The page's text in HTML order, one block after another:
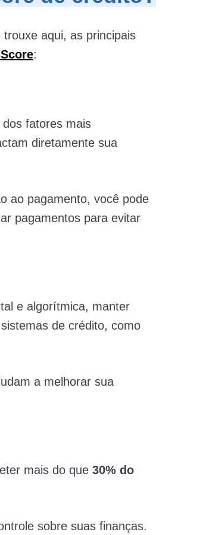
aqui, as principais
:
fatores mais
diretamente sua
ao pagamento, você pode
pagamentos para evitar
e algorítmica, manter
de crédito, como
a melhorar sua
mais do que 30% do
sobre suas finanças.